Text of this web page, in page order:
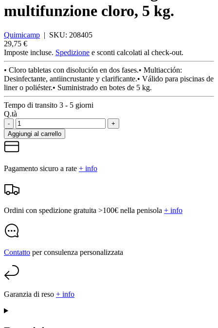
multifunzione cloro, 5 kg.
Quimicamp | SKU: 208405
29,75 €
Imposte incluse. Spedizione e sconti calcolati al check-out.
• Cloro tabletas con disolución en dos fases.• Multiacción:
Desinfectante, antiincrustante y clarificante.• Válido para piscinas de
liner o poliéster.• Suministrado en botes de 5 kg.
Tempo di transito 3 - 5 giorni
Q.tà
-
+
Aggiungi al carrello
Pagamento sicuro a rate + info
Ordini con spedizione gratuita >100€ nella penisola + info
Contatto per consulenza personalizzata
Garanzia di reso + info